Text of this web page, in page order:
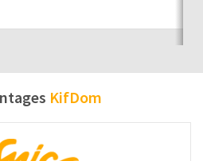
KifDom